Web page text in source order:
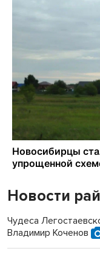
Новости
Чудеса
Владимир Коченов